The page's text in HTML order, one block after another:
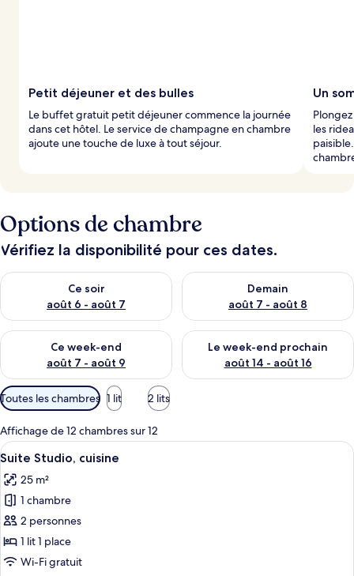
Petit déjeuner et des bulles
Le buffet gratuit petit déjeuner commence la journée
dans cet hôtel. Le service de champagne en chambre
ajoute une touche de luxe à tout séjour.
Un
les
Options de chambre
Vérifiez la disponibilité pour ces dates.
Ce soir
août 6 - août 7
Vérifier la disponibilité pour ce soir août 6 - août 7
Demain
août 7 - août 8
Vérifier la disponibilité pour
Ce week-end
août 7 - août 9
Vérifier la disponibilité pour ce week-end août 7 - août 9
Le week-end prochain
août 14 - août 16
Vérifier la disponibilité pour
Filtres
disponibles
pour
les
chambres
Toutes les chambres 1 lit 2 lits
Affichage de 12 chambres sur 12
Afficher
toutes
les
photos
pour
ce
type
Une chambre d’hôtel moderne
6
Suite Studio, cuisine
25 m²
1 chambre
2 personnes
1 lit 1 place
Wi-Fi gratuit